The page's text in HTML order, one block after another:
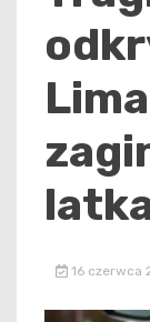
16 czerwca